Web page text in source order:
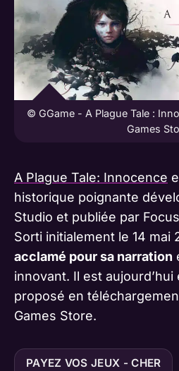
© GGame - A Plague Tale :
Games
A Plague Tale: Innocence
historique poignante
Studio et publiée par
Sorti initialement le 14 mai
acclamé pour sa narration
innovant​​​​. Il est aujourd’hui
proposé en
Games Store.
PAYEZ VOS JEUX - CHER